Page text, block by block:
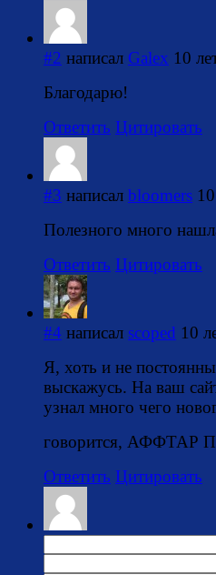
#2 написал Galex 10
Благодарю!
Ответить Цитировать
#3 написал bloomers
Полезного много
Ответить Цитировать
#4 написал scoped 10
Я, хоть и не
выскажусь. На ваш
узнал много чего
говорится,
Ответить Цитировать